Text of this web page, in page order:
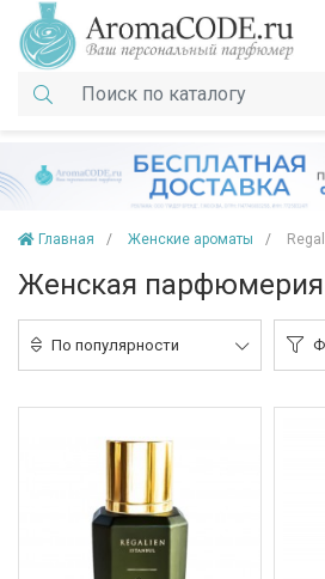
Главная Женские ароматы
Женская парфюмерия
По популярности